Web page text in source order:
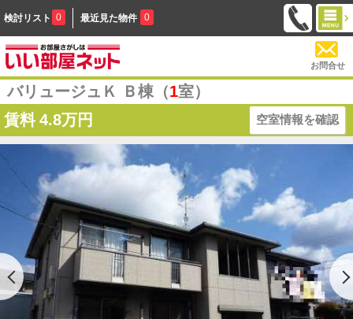
検討リスト 0 最近見た物件 0
お問合せ
バリュージュＫ Ｂ棟（1室）
賃料 4.8万円 空室情報を確認